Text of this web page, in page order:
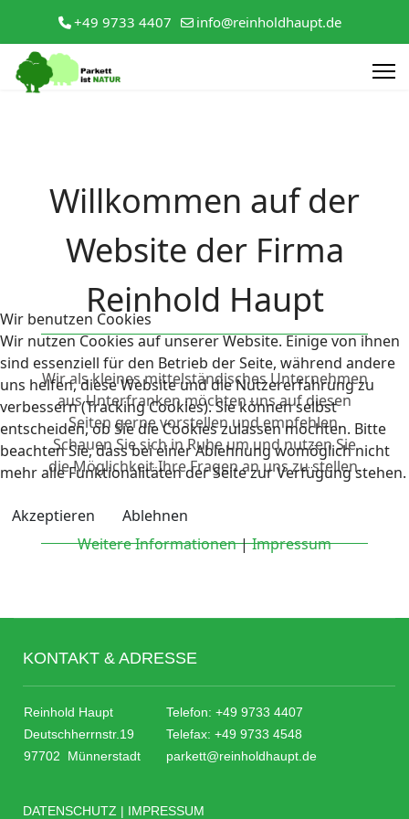
+49 9733 4407 info@reinholdhaupt.de
Willkommen auf der
Website der Firma
Reinhold Haupt
Wir als kleines mittelständisches Unternehmen
aus Unterfranken möchten uns auf diesen
Seiten gerne vorstellen und empfehlen.
Schauen Sie sich in Ruhe um und nutzen Sie
die Möglichkeit Ihre Fragen an uns zu stellen.
KONTAKT & ADRESSE
Reinhold Haupt Telefon: +49 9733 4407
Deutschherrnstr.19
Telefax: +49 9733 4548
97702 Münnerstadt
parkett@reinholdhaupt.de
DATENSCHUTZ | IMPRESSUM
Wir benutzen Cookies
Wir nutzen Cookies auf unserer Website. Einige von ihnen
sind essenziell für den Betrieb der Seite, während andere
uns helfen, diese Website und die Nutzererfahrung zu
verbessern (Tracking Cookies). Sie können selbst
entscheiden, ob Sie die Cookies zulassen möchten. Bitte
beachten Sie, dass bei einer Ablehnung womöglich nicht
mehr alle Funktionalitäten der Seite zur Verfügung stehen.
Akzeptieren
Ablehnen
Weitere Informationen|Impressum